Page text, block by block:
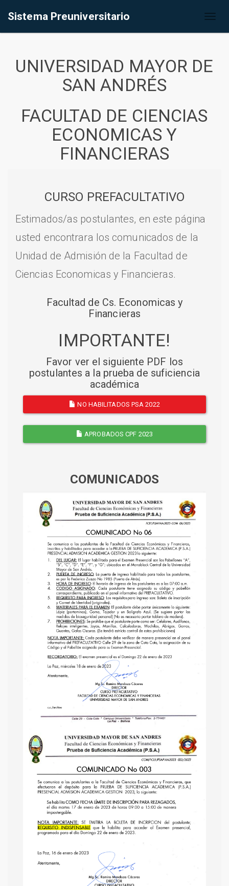
Sistema Preuniversitario
UNIVERSIDAD MAYOR DE
SAN ANDRÉS
FACULTAD DE CIENCIAS
ECONOMICAS Y
FINANCIERAS
CURSO PREFACULTATIVO
Estimados/as postulantes, en este página
usted encontrara los comunicados de la
Unidad de Admisión de la Facultad de
Ciencias Economicas y Financieras.
Facultad de Cs. Economicas y
Financieras
IMPORTANTE!
Favor ver el siguiente PDF los
postulantes a la prueba de suficiencia
académica
NO HABILITADOS PSA 2022
APROBADOS CPF 2023
COMUNICADOS